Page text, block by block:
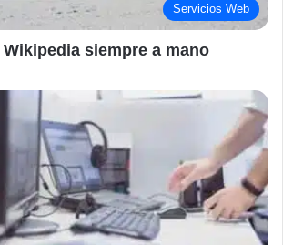
Servicios Web
siempre a mano